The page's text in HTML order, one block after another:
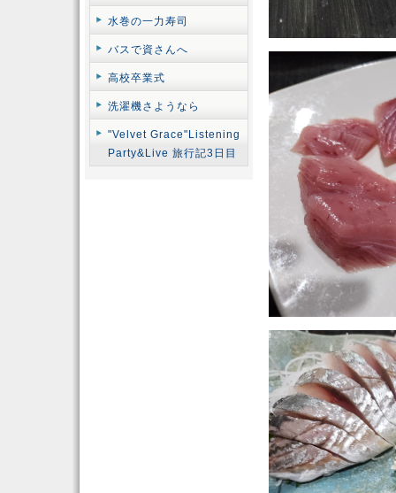
水巻の一力寿司
バスで資さんへ
高校卒業式
洗濯機さようなら
"Velvet Grace"Listening
Party&Live 旅行記3日目